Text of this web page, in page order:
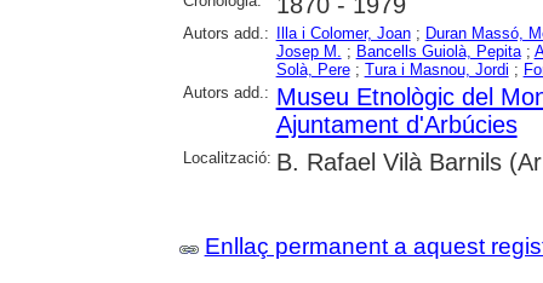
Autors add.: Illa i Colomer, Joan; Duran Massó,
Josep M. ; Bancells Guiolà, Pepita;
Solà, Pere; Tura i Masnou, Jordi ;
Autors add.: Museu Etnològic del
Ajuntament d'Arbúcies
Localització: B. Rafael Vilà Barnils
Enllaç permanent a aquest